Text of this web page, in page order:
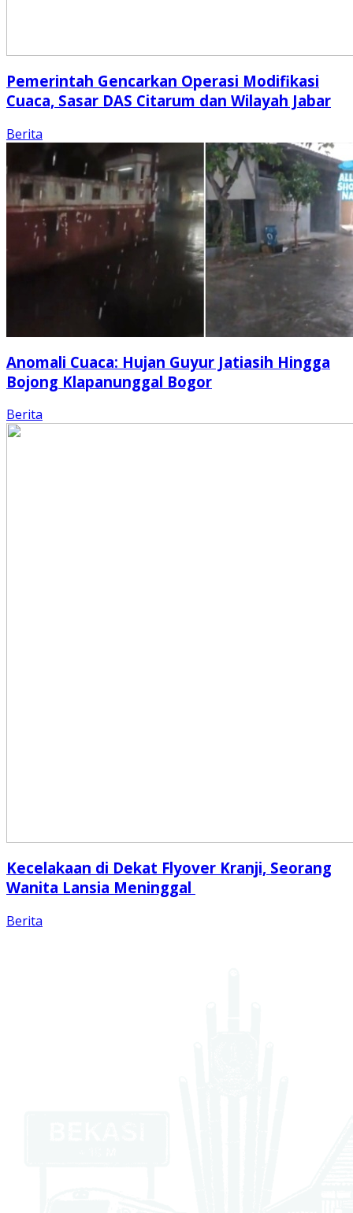
Pemerintah Gencarkan Operasi Modifikasi
Cuaca, Sasar DAS Citarum dan Wilayah Jabar
Berita
Anomali Cuaca: Hujan Guyur Jatiasih Hingga
Bojong Klapanunggal Bogor
Berita
Kecelakaan di Dekat Flyover Kranji, Seorang
Wanita Lansia Meninggal
Berita